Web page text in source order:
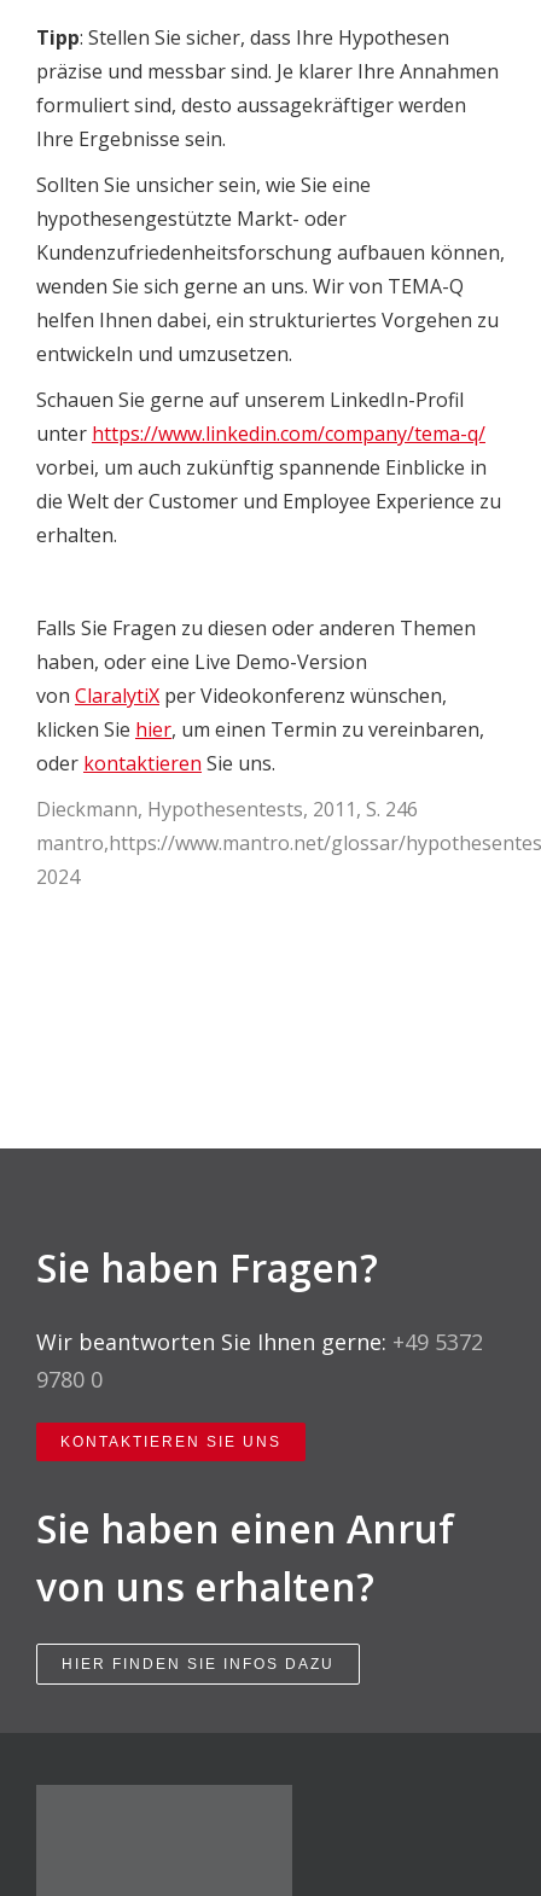
Tipp: Stellen Sie sicher, dass Ihre Hypothesen
präzise und messbar sind. Je klarer Ihre Annahmen
formuliert sind, desto aussagekräftiger werden
Ihre Ergebnisse sein.
Sollten Sie unsicher sein, wie Sie eine
hypothesengestützte Markt- oder
Kundenzufriedenheitsforschung aufbauen können,
wenden Sie sich gerne an uns. Wir von TEMA-Q
helfen Ihnen dabei, ein strukturiertes Vorgehen zu
entwickeln und umzusetzen.
Schauen Sie gerne auf unserem LinkedIn-Profil
unter https://www.linkedin.com/company/tema-q/
vorbei, um auch zukünftig spannende Einblicke in
die Welt der Customer und Employee Experience zu
erhalten.
Falls Sie Fragen zu diesen oder anderen Themen
haben, oder eine Live Demo-Version
von ClaralytiXper Videokonferenz wünschen,
klicken Sie hier, um einen Termin zu vereinbaren,
oder kontaktieren Sie uns.
Dieckmann, Hypothesentests, 2011, S. 246
mantro,https://www.mantro.net/glossar/
2024
Sie haben Fragen?
Wir beantworten Sie Ihnen gerne: +49 5372
9780 0
KONTAKTIEREN SIE UNS
Sie haben einen Anruf
von uns erhalten?
HIER FINDEN SIE INFOS DAZU